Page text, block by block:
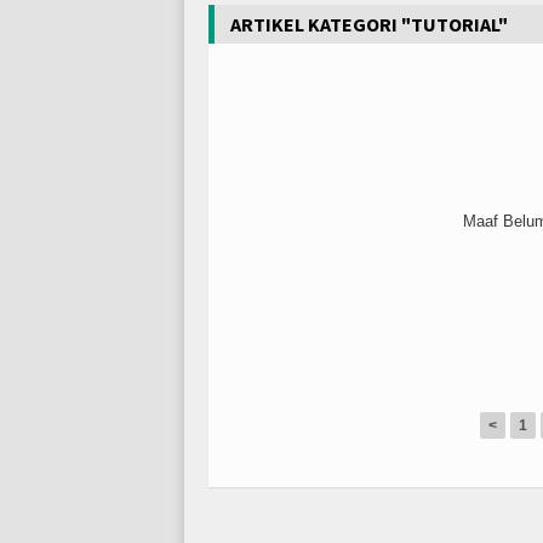
ARTIKEL KATEGORI "TUTORIAL"
Maaf
< 1